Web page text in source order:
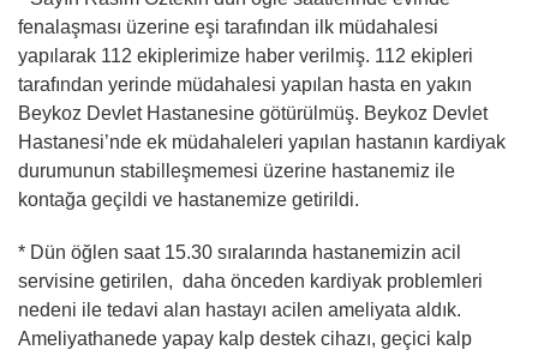
fenalaşması üzerine eşi tarafından ilk müdahalesi
yapılarak 112 ekiplerimize haber verilmiş. 112 ekipleri
tarafından yerinde müdahalesi yapılan hasta en yakın
Beykoz Devlet Hastanesine götürülmüş. Beykoz Devlet
Hastanesi’nde ek müdahaleleri yapılan hastanın kardiyak
durumunun stabilleşmemesi üzerine hastanemiz ile
kontağa geçildi ve hastanemize getirildi.
* Dün öğlen saat 15.30 sıralarında hastanemizin acil
servisine getirilen, daha önceden kardiyak problemleri
nedeni ile tedavi alan hastayı acilen ameliyata aldık.
Ameliyathanede yapay kalp destek cihazı, geçici kalp